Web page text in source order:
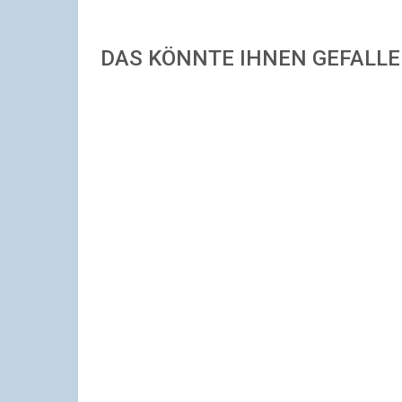
DAS KÖNNTE IHNEN